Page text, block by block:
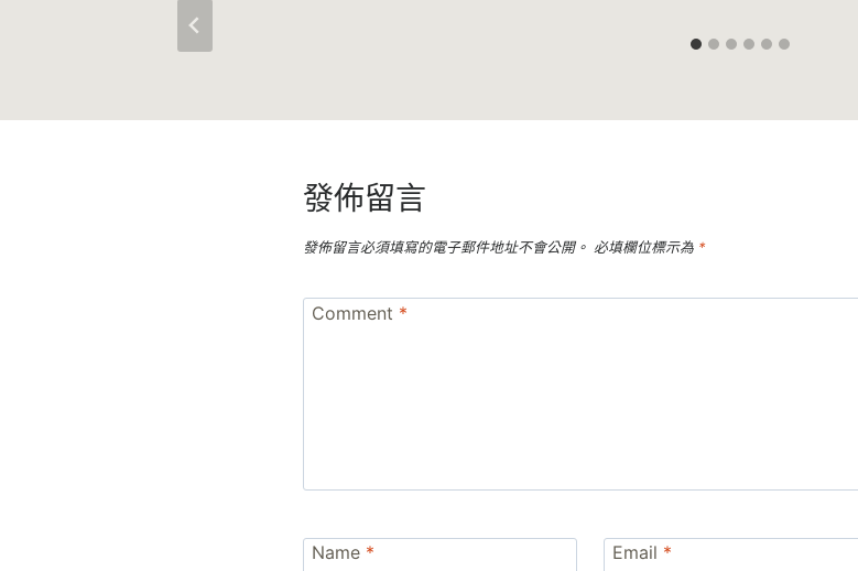
發佈留言
發佈留言必須填寫的電子郵件地址不會公開。 必填欄位標示為 *
Comment *
Name * Email *